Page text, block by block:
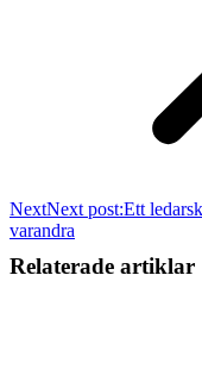
NextNext post:Ett
varandra
Relaterade artiklar